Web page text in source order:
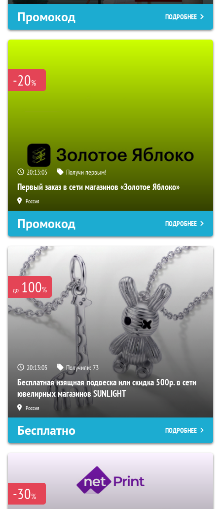
Промокод ПОДРОБНЕЕ
-20%
20:13:04 Получи первым!
Первый заказ в сети магазинов «Золотое Яблоко»
Россия
Промокод ПОДРОБНЕЕ
до 100%
20:13:04 Получили:73
Бесплатная изящная подвеска или скидка 500р. в сети
ювелирных магазинов SUNLIGHT
Россия
Бесплатно ПОДРОБНЕЕ
-30%